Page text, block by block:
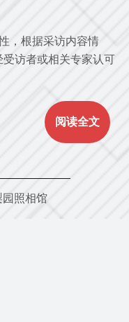
，根据采访内容情
访者或相关专家认可
阅读全文
照相馆